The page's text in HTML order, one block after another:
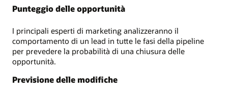
Punteggio delle opportunità
I principali esperti di marketing analizzeranno il
comportamento di un lead in tutte le fasi della pipeline
per prevedere la probabilità di una chiusura delle
opportunità.
Previsione delle modifiche